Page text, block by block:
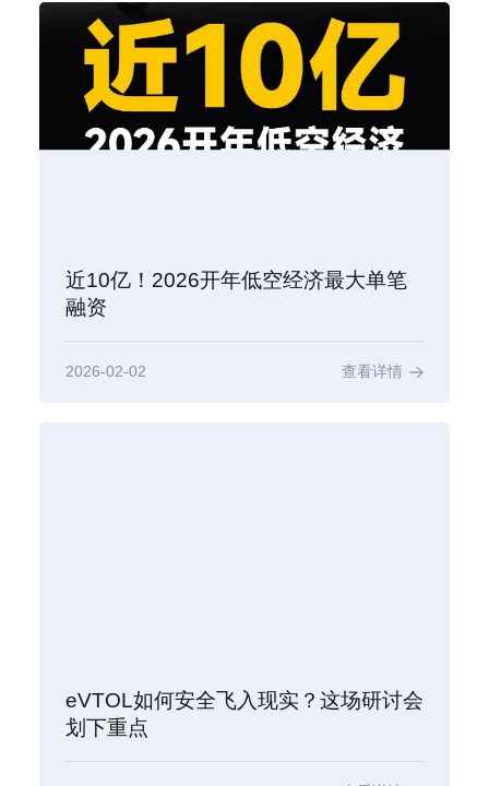
近10亿！2026开年低空经济最大单笔
融资
2026-02-02 查看详情
eVTOL如何安全飞入现实？这场研讨会
划下重点